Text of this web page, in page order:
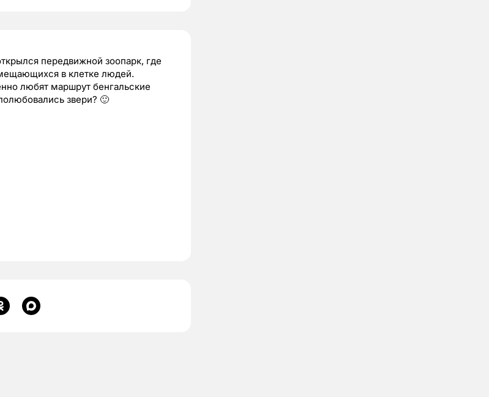
передвижной зоопарк, где
в клетке людей.
любят маршрут бенгальские
звери? 🙂